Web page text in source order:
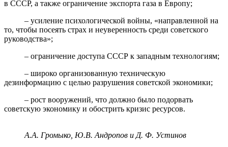
в СССР, а также ограничение экспорта газа в Европу;
– усиление психологической войны, «направленной на
то, чтобы посеять страх и неуверенность среди советского
руководства»;
– ограничение доступа СССР к западным технологиям;
– широко организованную техническую
дезинформацию с целью разрушения советской экономики;
– рост вооружений, что должно было подорвать
советскую экономику и обострить кризис ресурсов.
А.А. Громыко, Ю.В. Андропов и Д. Ф. Устинов